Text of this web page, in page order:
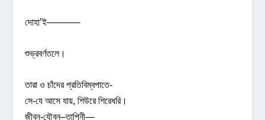
দোহা’ই———–
শুভ্রবর্ণতলে।
তারা ও চাঁদের প্রতিবিম্বপাতে-
সে-যে আসে যায়, শিউরে শিরেধরি।
জীবন-যৌবন–তাপিনী—